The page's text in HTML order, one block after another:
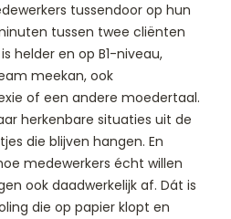
tussendoor op hun
tussen twee cliënten
helder en op B1-niveau,
meekan, ook
of een andere moedertaal.
herkenbare situaties uit de
die blijven hangen. En
medewerkers écht willen
ook daadwerkelijk af. Dát is
die op papier klopt en